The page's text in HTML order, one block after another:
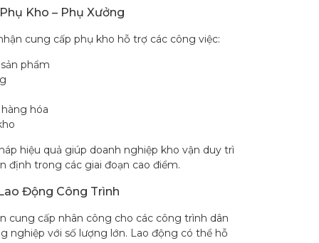
Kho – Phụ Xưởng
cung cấp phụ kho hỗ trợ các công việc:
phẩm
hóa
hiệu quả giúp doanh nghiệp kho vận duy trì
định trong các giai đoạn cao điểm.
Động Công Trình
cung cấp nhân công cho các công trình dân
nghiệp với số lượng lớn. Lao động có thể hỗ